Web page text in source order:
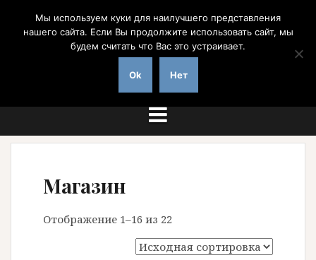
содержимому
на заказ с доставкой по России
Магазин
Отображение 1–16 из 22
Мы используем куки для наилучшего представления
нашего сайта. Если Вы продолжите использовать сайт, мы
будем считать что Вас это устраивает.
Ok Нет